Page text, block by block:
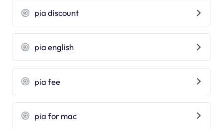
pia discount
pia english
pia fee
pia for mac